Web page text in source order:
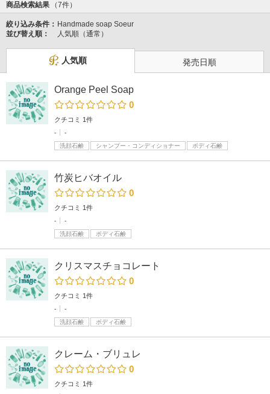
商品検索結果 （7件）
絞り込み条件： Handmade soap Soeur
並び替え順：
人気順（通常）
人気順 発売日順
Orange Peel Soap
0
クチコミ 1件
-
-
洗顔石鹸
シャンプー・コンディショナー ボディ石鹸
竹炭ヒバオイル
0
クチコミ 1件
-
-
洗顔石鹸
ボディ石鹸
クリスマスチョコレート
0
クチコミ 1件
-
-
洗顔石鹸
ボディ石鹸
クレーム・ブリュレ
0
クチコミ 1件